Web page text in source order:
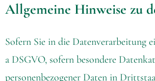
Allgemeine Hinweise zu
Sofern Sie in die Datenverarbeitung
a DSGVO, sofern besondere
personenbezogener Daten in